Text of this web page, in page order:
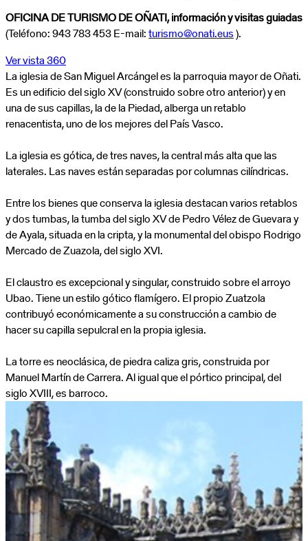
OFICINA DE TURISMO DE OÑATI, información y visitas guiadas
(Teléfono: 943 783 453 E-mail:turismo@onati.eus).
Ver vista 360
La iglesia de San Miguel Arcángel es la parroquia mayor de Oñati.
Es un edificio del siglo XV (construido sobre otro anterior) y en
una de sus capillas, la de la Piedad, alberga un retablo
renacentista, uno de los mejores del País Vasco.
La iglesia es gótica, de tres naves, la central más alta que las
laterales. Las naves están separadas por columnas cilíndricas.
Entre los bienes que conserva la iglesia destacan varios retablos
y dos tumbas, la tumba del siglo XV de Pedro Vélez de Guevara y
de Ayala, situada en la cripta, y la monumental del obispo Rodrigo
Mercado de Zuazola, del siglo XVI.
El claustro es excepcional y singular, construido sobre el arroyo
Ubao. Tiene un estilo gótico flamígero. El propio Zuatzola
contribuyó económicamente a su construcción a cambio de
hacer su capilla sepulcral en la propia iglesia.
La torre es neoclásica, de piedra caliza gris, construida por
Manuel Martín de Carrera. Al igual que el pórtico principal, del
siglo XVIII, es barroco.